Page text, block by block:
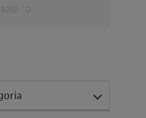
9210 0